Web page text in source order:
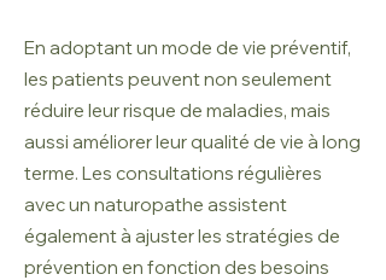
En adoptant un mode de vie préventif,
les patients peuvent non seulement
réduire leur risque de maladies, mais
aussi améliorer leur qualité de vie à long
terme. Les consultations régulières
avec un naturopathe assistent
également à ajuster les stratégies de
prévention en fonction des besoins